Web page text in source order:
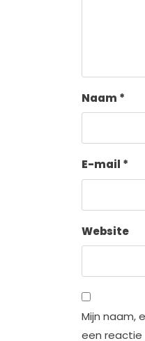
Naam *
E-mail *
Website
Mijn naam,
een reactie